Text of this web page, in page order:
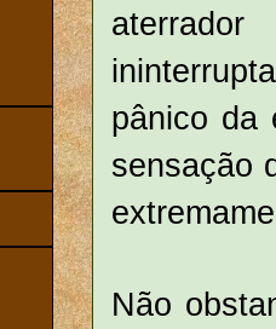
pânico da
sensação
Não